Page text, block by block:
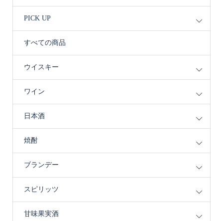
PICK UP
すべての商品
ウイスキー
ワイン
日本酒
焼酎
ブランデー
スピリッツ
甘味果実酒